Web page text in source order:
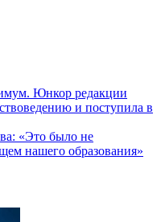
Юнкор редакции
и поступила в
«Это было не
нашего образования»